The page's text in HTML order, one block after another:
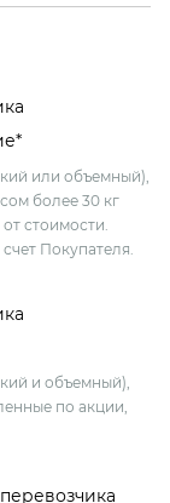
или объемный),
более 30 кг
стоимости.
Покупателя.
и объемный),
по акции,